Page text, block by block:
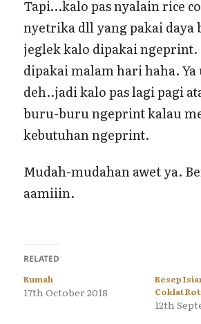
Tapi…kalo pas nyalain rice
nyetrika dll yang pakai daya
jeglek kalo dipakai ngeprint.
dipakai malam hari haha. Ya
deh..jadi kalo pas lagi pagi
buru-buru ngeprint kalau
kebutuhan ngeprint.
Mudah-mudahan awet ya.
aamiiin.
RELATED
Rumah
17th October 2018
Resep
Coklat
12th